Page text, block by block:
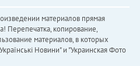
материалов прямая
Перепечатка, копирование,
материалов, в которых
Новини" и "Украинская Фото